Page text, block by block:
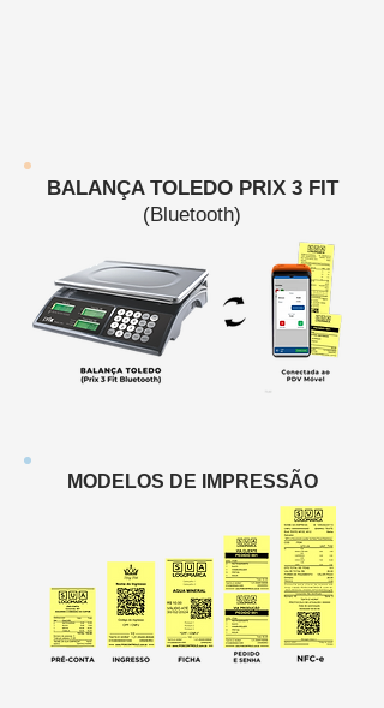
BALANÇA TOLEDO PRIX 3 FIT
(Bluetooth)
MODELOS DE IMPRESSÃO